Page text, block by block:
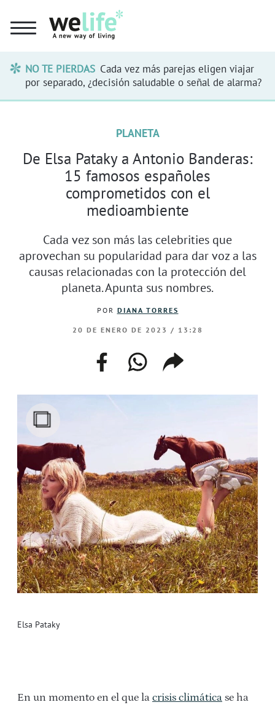
NO TE PIERDAS Cada vez más parejas eligen viajar
por separado, ¿decisión saludable o señal de alarma?
Elsa Pataky
PLANETA
De Elsa Pataky a Antonio Banderas:
15 famosos españoles
comprometidos con el
medioambiente
Cada vez son más las celebrities que
aprovechan su popularidad para dar voz a las
causas relacionadas con la protección del
planeta. Apunta sus nombres.
POR DIANA TORRES
20 DE ENERO DE 2023 / 13:28
facebookwhatsappcompartir
enlace
En un momento en el que la crisis climática se ha